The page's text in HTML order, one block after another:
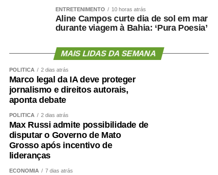
Como enfrentar
cientificamente esse problema
?
O primeiro passo é avaliar mais do que o peso.
Circunferência abdominal, composição corporal, força de
preensão, velocidade da marcha, capacidade funcional e
exames cardiometabólicos ajudam a identificar riscos que
o IMC isolado não mostra.
ENTRETENIMENTO 10 horas atrás
Aline Campos curte dia de sol em mar
durante viagem à Bahia: ‘Pura Poesia’
MAIS LIDAS DA SEMANA
POLÍTICA 2 dias atrás
Marco legal da IA deve proteger
jornalismo e direitos autorais,
aponta debate
POLÍTICA 2 dias atrás
Max Russi admite possibilidade de
disputar o Governo de Mato
Grosso após incentivo de
lideranças
ECONOMIA 7 dias atrás